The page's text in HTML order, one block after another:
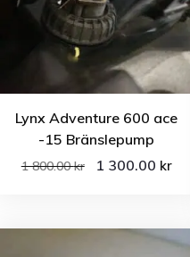
Lynx Adventure 600 ace
-15 Bränslepump
1 800.00kr 1 300.00 kr